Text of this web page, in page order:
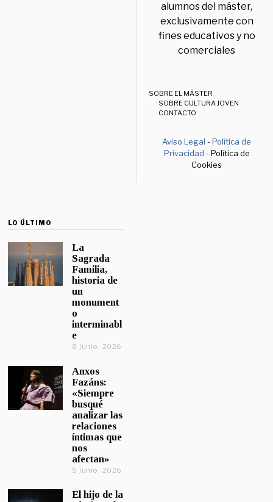
alumnos del máster,
exclusivamente con
fines educativos y no
comerciales
SOBRE EL MÁSTER
SOBRE CULTURA JOVEN
CONTACTO
Aviso Legal -Política de
Privacidad - Política de
Cookies
LO ÚLTIMO
La
Sagrada
Familia,
historia de
un
monument
o
interminabl
e
8 junio, 2026
Anxos
Fazáns:
«Siempre
busqué
analizar las
relaciones
íntimas que
nos
afectan»
5 junio, 2026
El hijo de la